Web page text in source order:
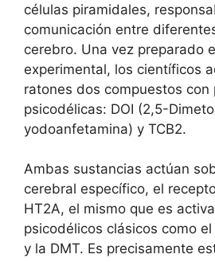
células piramidales,
comunicación entre
cerebro. Una vez preparado
experimental, los científicos
ratones dos compuestos con
psicodélicas: DOI (2,5-
yodoanfetamina) y TCB2.
Ambas sustancias actúan
cerebral específico, el
HT2A, el mismo que es
psicodélicos clásicos como
y la DMT. Es precisamente